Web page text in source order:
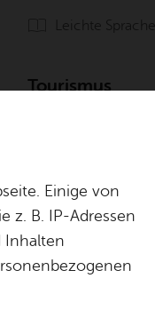
Leich­te Spra­che
Tou­ris­mus
Ai­lin­gen
Einige von
z. B. IP-Adressen
Inhalten